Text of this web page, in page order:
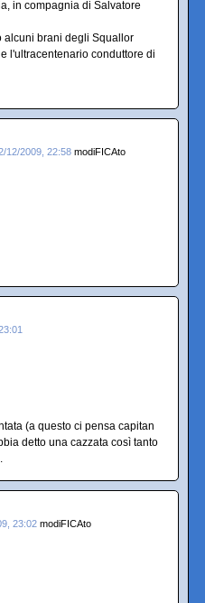
in compagnia di Salvatore
alcuni brani degli Squallor
l'ultracentenario conduttore di
12/2009, 22:58 modiFICAto
(a questo ci pensa capitan
detto una cazzata così tanto
23:02 modiFICAto